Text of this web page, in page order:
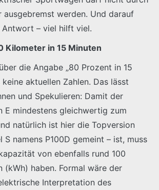
werden. Und darauf
– viel hilft viel.
Kilometer in 15 Minuten
die Angabe „80 Prozent in 15
keine aktuellen Zahlen. Das lässt
und Spekulieren: Damit der
E mindestens gleichwertig zum
natürlich ist hier die Topversion
S namens P100D gemeint – ist, muss
von ebenfalls rund 100
(kWh) haben. Formal wäre der
Interpretation des